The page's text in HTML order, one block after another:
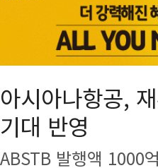
아시아나항공,
기대 반영
ABSTB 발행액 1000